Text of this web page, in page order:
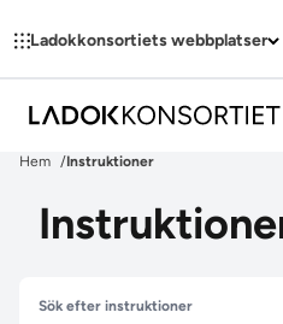
Ladokkonsortiets webbplatser
Hem
Instruktioner
Hoppa över filter
Sök efter instruktioner